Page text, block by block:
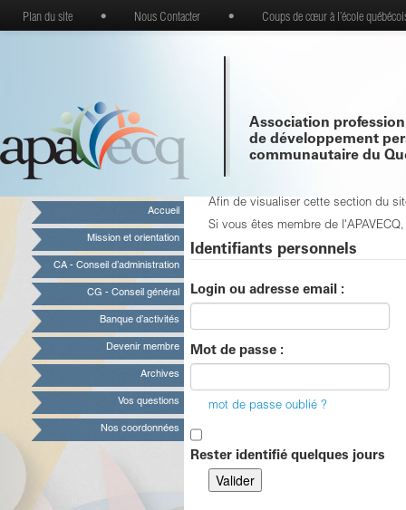
Plan du site • Nous Contacter • Coups de cœur à l’école
Association
de développement
communautaire du
Accueil
Mission et orientation
CA - Conseil d’administration
CG - Conseil général
Banque d’activités
Devenir membre
Archives
Vos questions
Nos coordonnées
Afin de visualiser cette section du
Si vous êtes membre de
Identifiants personnels
Login ou adresse email :
Mot de passe :
mot de passe oublié ?
Rester identifié quelques jours